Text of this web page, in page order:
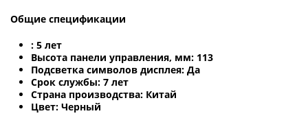
Общие спецификации
: 5 лет
Высота панели управления, мм: 113
Подсветка символов дисплея: Да
Срок службы: 7 лет
Страна производства: Китай
Цвет: Черный